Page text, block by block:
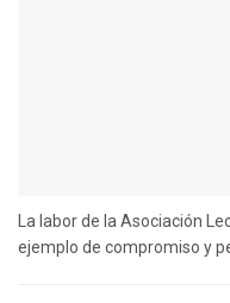
La labor de la Asociación
ejemplo de compromiso y